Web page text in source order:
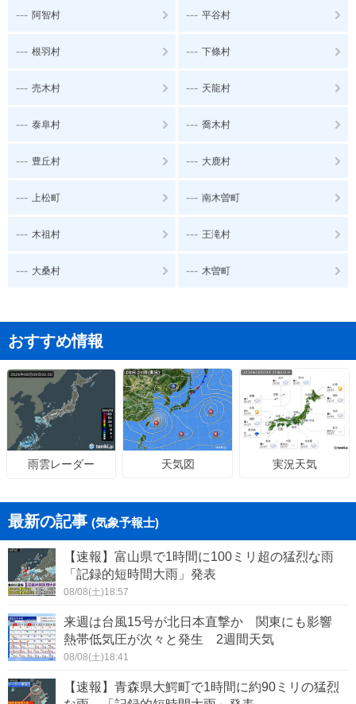
--- 阿智村 --- 平谷村
--- 根羽村 --- 下條村
--- 売木村 --- 天龍村
--- 泰阜村 --- 喬木村
--- 豊丘村 --- 大鹿村
--- 上松町 --- 南木曽町
--- 木祖村 --- 王滝村
--- 大桑村 --- 木曽町
おすすめ情報
雨雲レーダー 天気図 実況天気
最新の記事 (気象予報士)
【速報】富山県で1時間に100ミリ超の猛烈な雨
「記録的短時間大雨」発表
08/08(土)18:57
来週は台風15号が北日本直撃か 関東にも影響
熱帯低気圧が次々と発生 2週間天気
08/08(土)18:41
【速報】青森県大鰐町で1時間に約90ミリの猛烈